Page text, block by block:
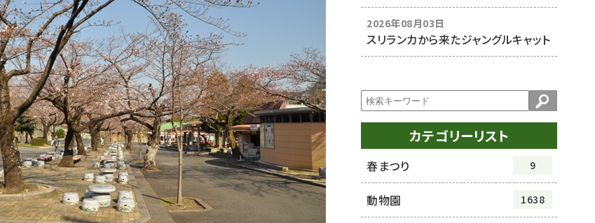
2026年08月03日
スリランカから来たジャングルキャット
カテゴリーリスト
春まつり 9
動物園 1638